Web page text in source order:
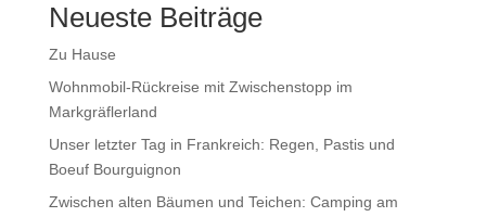
Neueste Beiträge
Zu Hause
Wohnmobil-Rückreise mit Zwischenstopp im
Markgräflerland
Unser letzter Tag in Frankreich: Regen, Pastis und
Boeuf Bourguignon
Zwischen alten Bäumen und Teichen: Camping am